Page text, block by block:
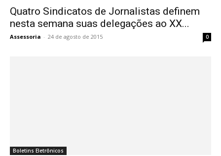
Quatro Sindicatos de Jornalistas definem
nesta semana suas delegações ao XX...
Assessoria - 24 de agosto de 2015 0
Boletins Eletrônicos